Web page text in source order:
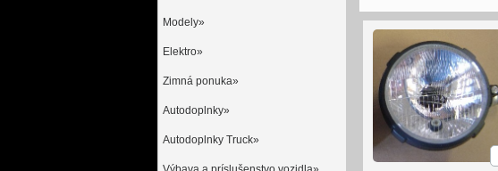
Modely»
Elektro»
Zimná ponuka»
Autodoplnky»
Autodoplnky Truck»